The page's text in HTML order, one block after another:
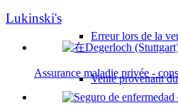
Erreur lors de la
Vente provenant
Lukinski's
Assurance maladie privée -